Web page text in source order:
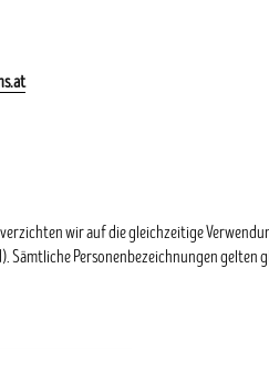
wir auf die gleichzeitige
Sämtliche Personenbezeichnungen gelten